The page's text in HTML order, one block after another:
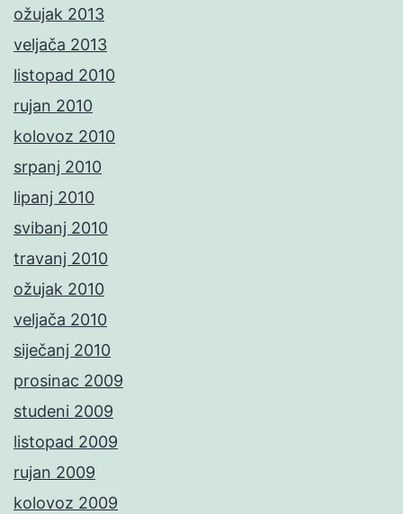
ožujak 2013
veljača 2013
listopad 2010
rujan 2010
kolovoz 2010
srpanj 2010
lipanj 2010
svibanj 2010
travanj 2010
ožujak 2010
veljača 2010
siječanj 2010
prosinac 2009
studeni 2009
listopad 2009
rujan 2009
kolovoz 2009